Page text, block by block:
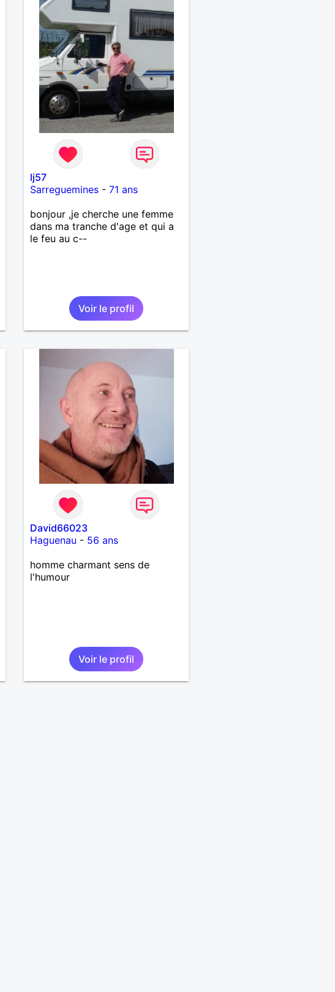
lj57
Sarreguemines -71 ans
bonjour ,je cherche une femme
dans ma tranche d'age et qui a
le feu au c--
Voir le profil
David66023
Haguenau - 56 ans
homme charmant sens de
l'humour
Voir le profil